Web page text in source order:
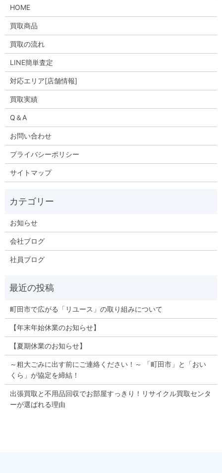
HOME
買取商品
買取の流れ
LINE簡単査定
対応エリア[店舗情報]
買取実績
Q＆A
お問い合わせ
プライバシーポリシー
サイトマップ
お知らせ
会社ブログ
社員ブログ
町田市で広がる「リユース」の取り組みについて
【年末年始休業のお知らせ】
【夏期休業のお知らせ】
～粗大ごみに出す前にご連絡ください！～ 「町田市」と「おい
くら」が協定を締結！
出張買取と不用品回収でお部屋すっきり！リサイクル買取センタ
ーが選ばれる理由